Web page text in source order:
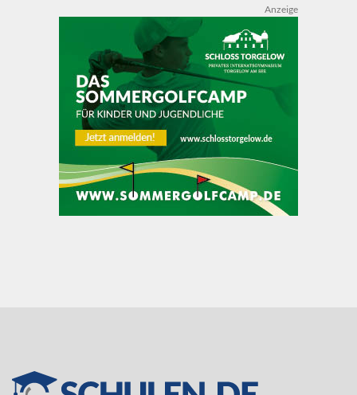
Anzeige